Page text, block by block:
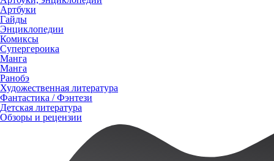
Артбуки
Гайды
Энциклопедии
Комиксы
Супергероика
Манга
Манга
Ранобэ
Художественная литература
Фантастика / Фэнтези
Детская литература
Обзоры и рецензии